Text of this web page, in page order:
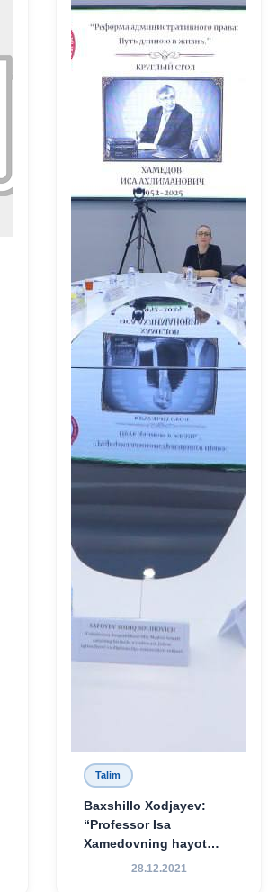
Talim
Baxshillo Xodjayev:
“Professor Isa
Xamedovning hayot
yo‘li — ilm-fanga,
28.12.2021